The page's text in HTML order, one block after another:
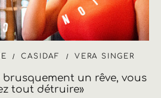
CASIDAF VERA SINGER
brusquement un rêve, vous
tout détruire»